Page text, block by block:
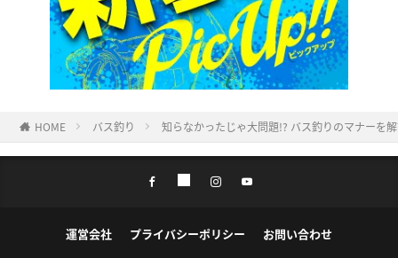
HOME バス釣り 知らなかったじゃ大問題!? バス釣りのマナーを
運営会社 プライバシーポリシー お問い合わせ